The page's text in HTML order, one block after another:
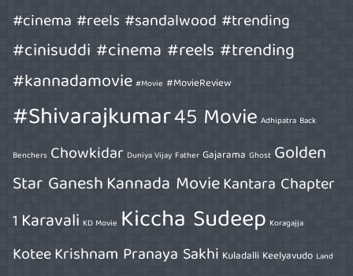
#cinema #reels #sandalwood #trending
#cinisuddi #cinema #reels #trending
#kannadamovie #Movie #MovieReview
#Shivarajkumar45 Movie Adhipatra Back
Benchers Chowkidar Duniya Vijay Father Gajarama Ghost Golden
Star GaneshKannada MovieKantara Chapter
1 Karavali KD Movie Kiccha Sudeep Koragajja
KoteeKrishnam Pranaya Sakhi Kuladalli Keelyavudo Land